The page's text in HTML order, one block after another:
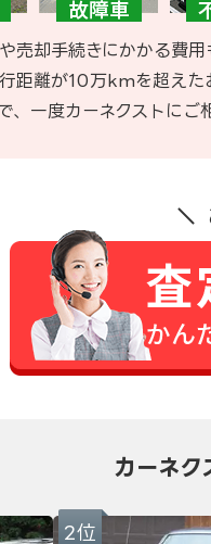
売却手続きにかかる費
距離が10万kmを超え
、一度カーネクストにご
カーネク
2位